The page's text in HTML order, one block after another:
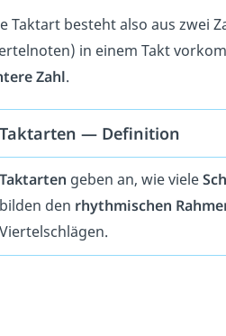
Taktart besteht also aus zwei
in einem Takt
Zahl.
Taktarten — Definition
Taktarten geben an, wie viele
bilden den rhythmischen
Viertelschlägen.